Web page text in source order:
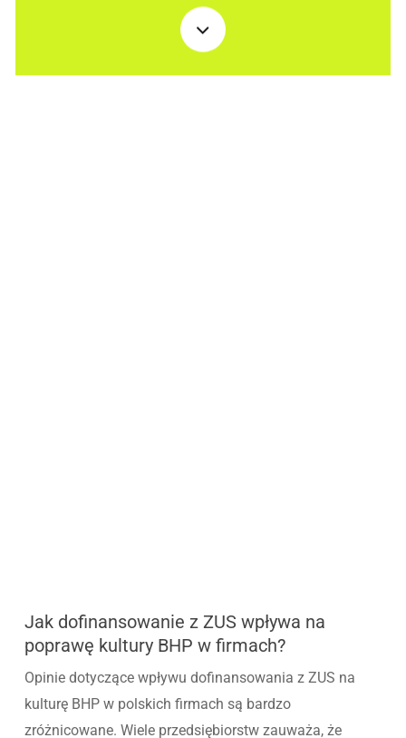
Navigate
to
Jak dofinansowanie z ZUS wpływa na
poprawę kultury BHP w firmach?
Opinie dotyczące wpływu dofinansowania z ZUS na
kulturę BHP w polskich firmach są bardzo
zróżnicowane. Wiele przedsiębiorstw zauważa, że